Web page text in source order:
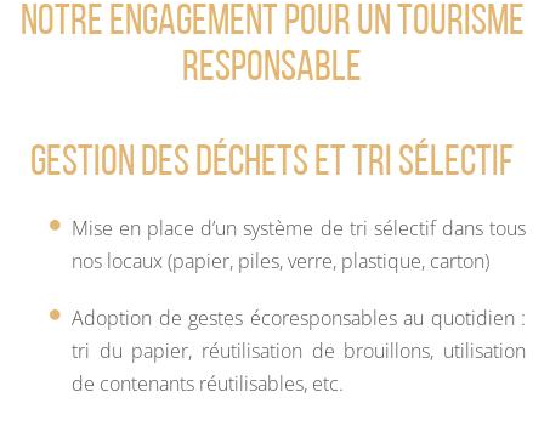
Notre engagement pour un tourisme
responsable
Gestion des déchets et tri sélectif
Mise en place d’un système de tri sélectif dans tous
nos locaux (papier, piles, verre, plastique, carton)
Adoption de gestes écoresponsables au quotidien :
tri du papier, réutilisation de brouillons, utilisation
de contenants réutilisables, etc.